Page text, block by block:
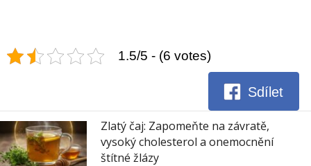
1.5/5 - (6 votes)
Sdílet
Zlatý čaj: Zapomeňte na závratě,
vysoký cholesterol a onemocnění
štítné žlázy